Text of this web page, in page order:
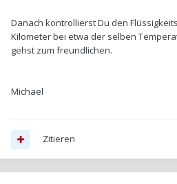
Danach kontrollierst Du den
Kilometer bei etwa der selben
gehst zum freundlichen.
Michael
Zitieren